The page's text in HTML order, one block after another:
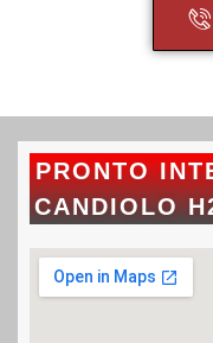
PRONTO
CANDIOLO